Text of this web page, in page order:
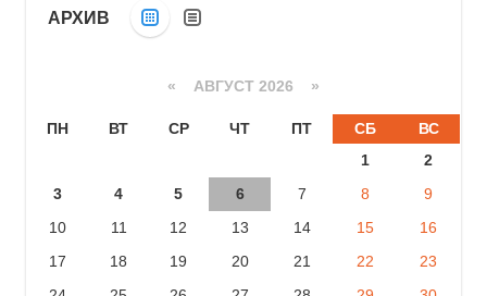
АРХИВ
« АВГУСТ 2026 »
ПН ВТ СР ЧТ ПТ СБ
ВС
1
2
3
4 5 6 7 8
9
10
11 12 13 14 15
16
17
18 19 20 21 22
23